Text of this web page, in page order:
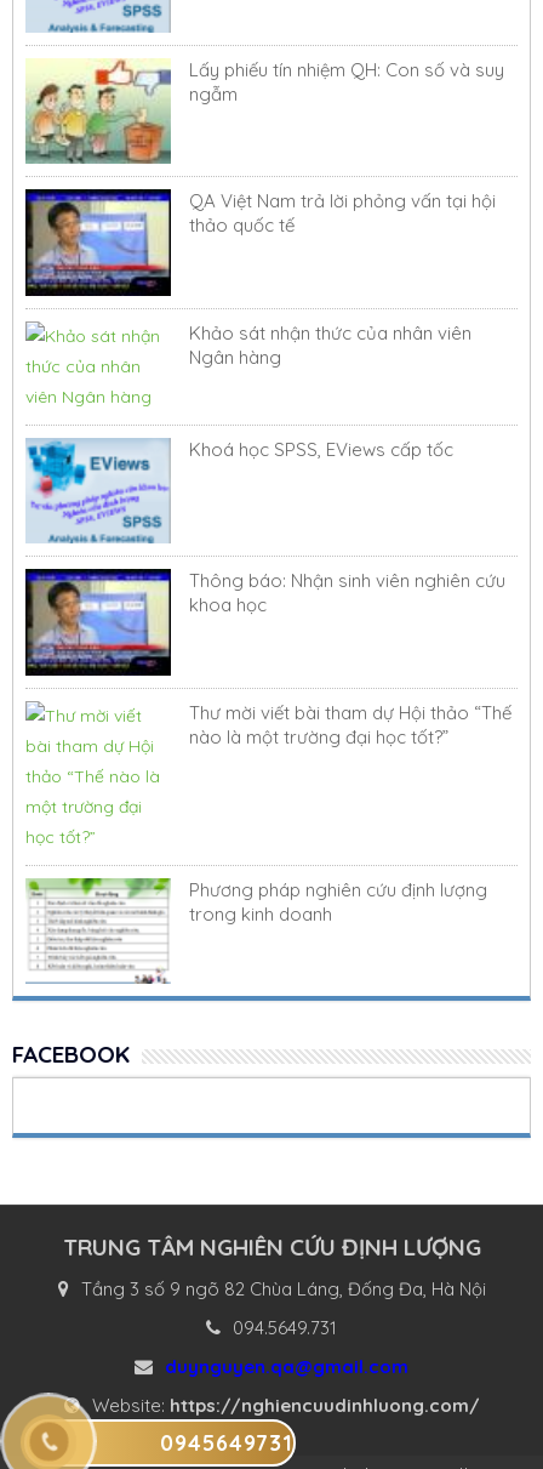
Lấy phiếu tín nhiệm QH: Con số và suy
ngẫm
QA Việt Nam trả lời phỏng vấn tại hội
thảo quốc tế
Khảo sát nhận thức của nhân viên
Ngân hàng
Khoá học SPSS, EViews cấp tốc
Thông báo: Nhận sinh viên nghiên cứu
khoa học
Thư mời viết bài tham dự Hội thảo “Thế
nào là một trường đại học tốt?”
Phương pháp nghiên cứu định lượng
trong kinh doanh
FACEBOOK
TRUNG TÂM NGHIÊN CỨU ĐỊNH LƯỢNG
Tầng 3 số 9 ngõ 82 Chùa Láng, Đống Đa, Hà Nội
094.5649.731
duynguyen.qa@gmail.com
Website: https://nghiencuudinhluong.com/
0945649731